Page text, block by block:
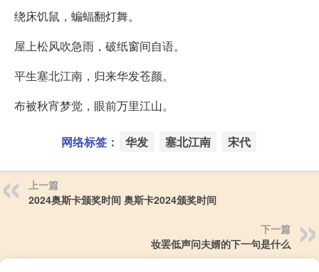
绕床饥鼠，蝙蝠翻灯舞。
屋上松风吹急雨，破纸窗间自语。
平生塞北江南，归来华发苍颜。
布被秋宵梦觉，眼前万里江山。
网络标签： 华发 塞北江南 宋代
上一篇
2024奥斯卡颁奖时间 奥斯卡2024颁奖时间
下一篇
妆罢低声问夫婿的下一句是什么